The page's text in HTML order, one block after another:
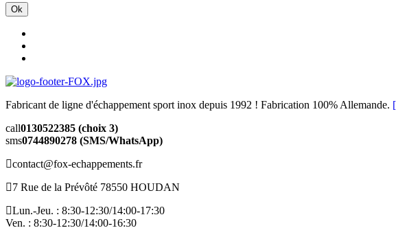
Ok
Fabricant de ligne d'échappement sport inox depuis 1992 ! Fabrication 100% Allemande.
call0130522385 (choix 3)
sms0744890278 (SMS/WhatsApp)
contact@fox-echappements.fr
7 Rue de la Prévôté 78550 HOUDAN
Lun.-Jeu. : 8:30-12:30/14:00-17:30
Ven. : 8:30-12:30/14:00-16:30